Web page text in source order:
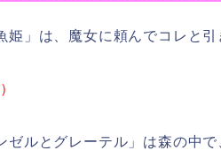
姫」は、魔女に頼んでコレと
ゼルとグレーテル」は森の中